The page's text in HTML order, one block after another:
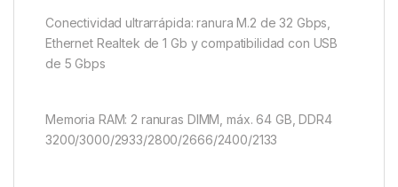
Conectividad ultrarrápida: ranura M.2 de 32 Gbps,
Ethernet Realtek de 1 Gb y compatibilidad con USB
de 5 Gbps
Memoria RAM: 2 ranuras DIMM, máx. 64 GB, DDR4
3200/3000/2933/2800/2666/2400/2133